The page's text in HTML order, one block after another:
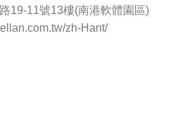
19-11號13樓(南港軟體園區)
zh-Hant/